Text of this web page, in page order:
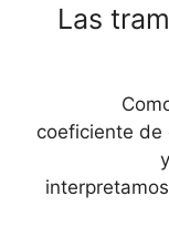
Las⁢
coeficiente de